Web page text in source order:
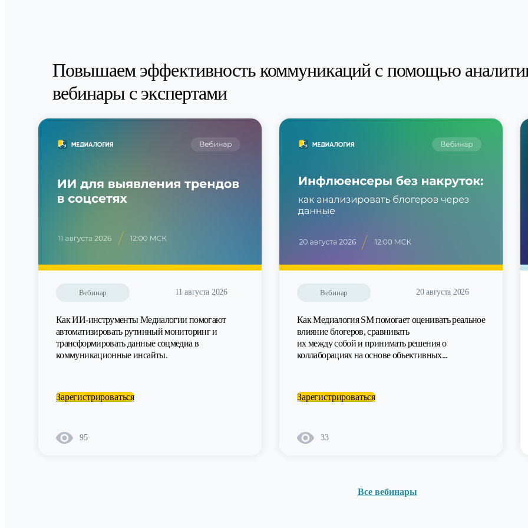
Повышаем эффективность коммуникаций с помощью
вебинары с экспертами
Вебинар 11 августа 2026
Как ИИ-инструменты Медиалогии помогают
автоматизировать рутинный мониторинг и
трансформировать данные соцмедиа в
коммуникационные инсайты.
Зарегистрироваться
95
Вебинар 20 августа 2026
Как Медиалогия SM помогает оценивать реальное
влияние блогеров, сравнивать
их между собой и принимать решения о
коллаборациях на основе объективных...
Зарегистрироваться
33
Все вебинары